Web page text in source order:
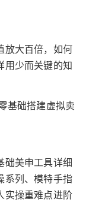
放大百倍，如何
用少而关键的知
基础搭建虚拟卖
础美申工具详细
系列、模特手指
实操重难点进阶